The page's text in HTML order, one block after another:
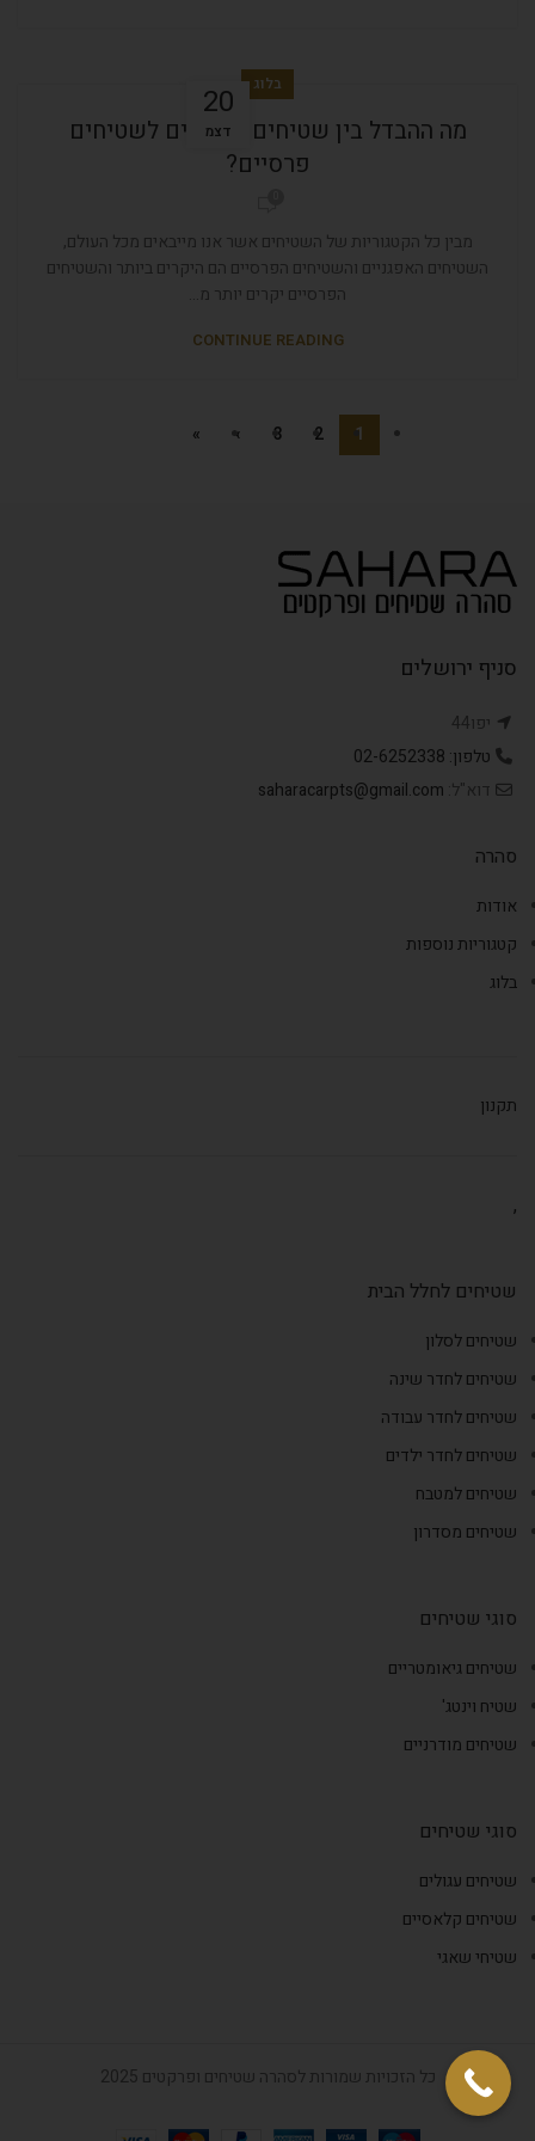
20
דצמ
בלוג
מה ההבדל בין שטיחים אפגניים לשטיחים
פרסיים?
מבין כל הקטגוריות של השטיחים אשר אנו מייבאים מכל העולם,
השטיחים האפגניים והשטיחים הפרסיים הם היקרים ביותר והשטיחים
הפרסיים יקרים יותר מ...
CONTINUE READING
1
2
3
›
»
סניף ירושלים
יפו44
טלפון: 02-6252338
דוא"ל: saharacarpts@gmail.com
סהרה
אודות
קטגוריות נוספות
בלוג
תקנון
,
שטיחים לחלל הבית
שטיחים לסלון
שטיחים לחדר שינה
שטיחים לחדר עבודה
שטיחים לחדר ילדים
שטיחים למטבח
שטיחים מסדרון
סוגי שטיחים
שטיחים גיאומטריים
שטיח וינטג'
שטיחים מודרניים
סוגי שטיחים
שטיחים עגולים
שטיחים קלאסיים
שטיחי שאגי
כל הזכויות שמורות לסהרה שטיחים ופרקטים 2025